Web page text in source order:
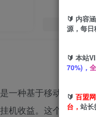
一种基于移动端的自
机收益。这个项目充
🔰 内容
源，每日
🔰 本站
70%)，
🔰 百盟
台， 站